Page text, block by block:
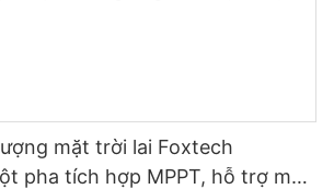
mặt trời lai Foxtech
pha tích hợp MPPT, hỗ trợ mắc